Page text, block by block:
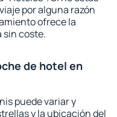
por alguna razón
ofrece la
sin coste.
de hotel en
puede variar y
y la ubicación del